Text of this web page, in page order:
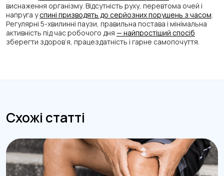
виснаження організму. Відсутність руху, перевтома очей і
напруга успині призводять до серйозних порушень з часом
Регулярні 5-хвилинні паузи, правильна постава і мінімальна
активність під час робочого дня — найпростіший спосіб
зберегти здоров’я, працездатність і гарне самопочуття.
Схожі статті